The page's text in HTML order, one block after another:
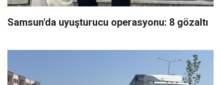
Samsun'da uyuşturucu operasyonu: 8 gözaltı